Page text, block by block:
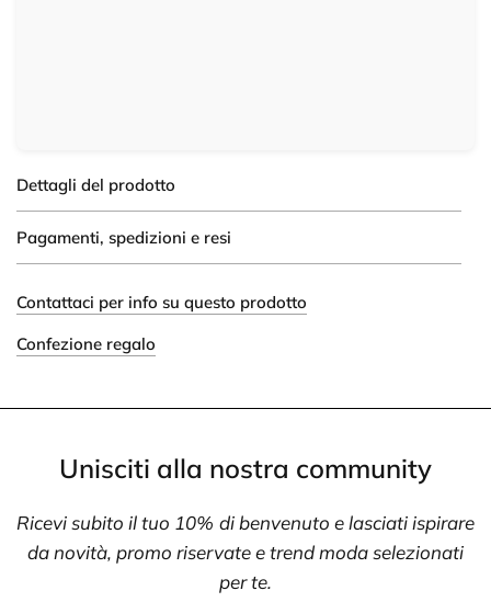
Dettagli del prodotto
Pagamenti, spedizioni e resi
Contattaci per info su questo prodotto
Confezione regalo
Unisciti alla nostra community
Ricevi subito il tuo 10% di benvenuto e lasciati ispirare
da novità, promo riservate e trend moda selezionati
per te.